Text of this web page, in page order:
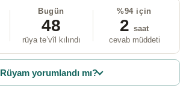
Bugün
48
rüya te’vîl kılındı
%94 için
2 saat
cevab müddeti
Rüyam yorumlandı mı?